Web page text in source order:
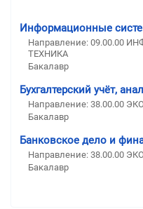
Информационные
Направление: 09.00.00
ТЕХНИКА
Бакалавр
Бухгалтерский учёт,
Направление: 38.00.00
Бакалавр
Банковское дело и
Направление: 38.00.00
Бакалавр